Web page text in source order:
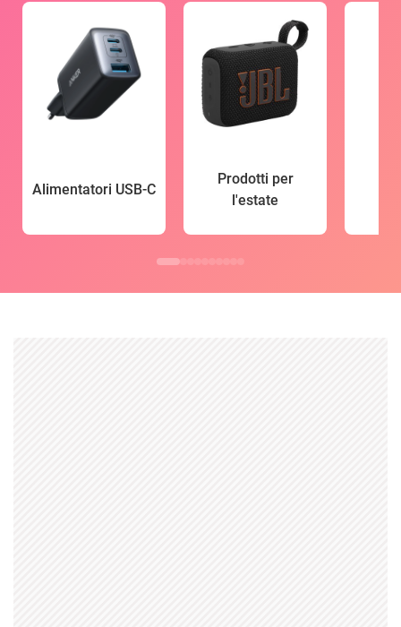
Alimentatori USB-C
Prodotti per
l'estate